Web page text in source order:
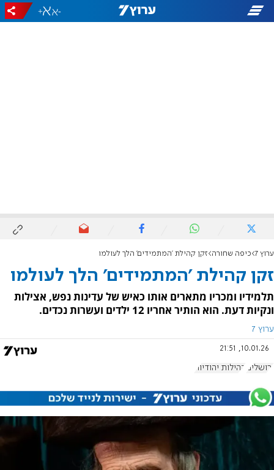
-
+
ערוץ 7 כיפה שחורה זקן קהילת 'המתמידים' הלך לעולמו
זקן קהילת 'המתמידים' הלך לעולמו
תלמידיו ומכריו מתארים אותו כאיש של עדינות נפש, אצילות
ונקיות דעת. הוא הותיר אחריו 12 ילדים ועשרות נכדים.
ערוץ 7
10.01.26, 21:51
ירושלים קהילות יהודיות